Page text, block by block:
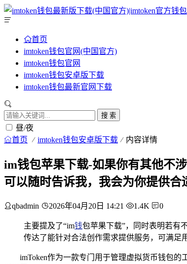
首页
imtoken钱包官网(中国官方)
imtoken钱包官网
imtoken钱包安卓版下载
imtoken钱包最新官网下载
搜 索
昼/夜
首页 imtoken钱包安卓版下载 内容详情
im钱包苹果下载-如果你有其他不
可以随时告诉我，我会为你提供合
qbadmin 2026年04月20日 14:21 1.4K 0
主要提及了“im钱包苹果下载”，同时表明若有
传达了能针对合法创作需求提供服务，可满足
imToken作为一款专门用于管理虚拟货币钱包